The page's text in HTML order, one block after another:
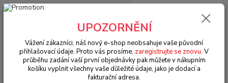
Menu
Hledat
+420 602 330 329
0 Kč
UPOZORNĚNÍ
Vážení zákazníci, náš nový e-shop neobsahuje vaše původní
přihlašovací údaje. Proto vás prosíme, zaregistrujte se znovu. V
průběhu zadání vaší první objednávky pak můžete v nákupním
košíku vyplnit všechny vaše důležité údaje, jako je dodací a
fakturační adresa.